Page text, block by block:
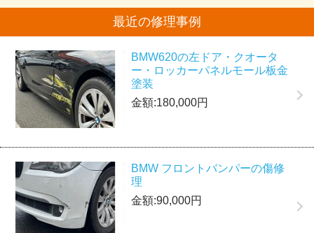
最近の修理事例
BMW620の左ドア・クオータ
ー・ロッカーパネルモール板金
塗装
金額:180,000円
BMW フロントバンパーの傷修
理
金額:90,000円